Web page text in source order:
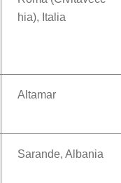
hia), Italia
Altamar
Sarande, Albania